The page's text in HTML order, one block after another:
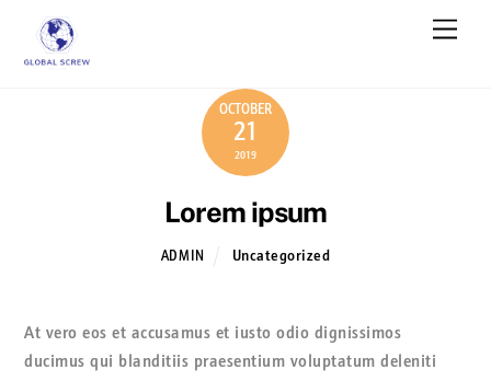
content
OCTOBER
21
2019
Lorem ipsum
ADMIN Uncategorized
At vero eos et accusamus et iusto odio dignissimos
ducimus qui blanditiis praesentium voluptatum deleniti